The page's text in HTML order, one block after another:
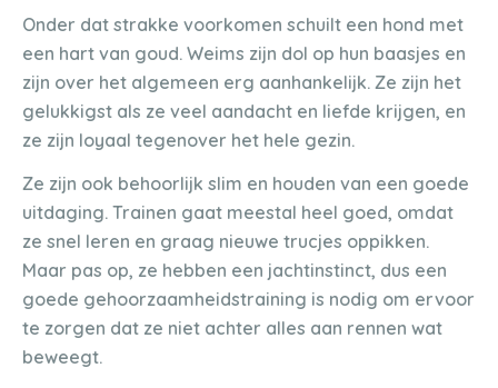
Onder dat strakke voorkomen schuilt een hond met
een hart van goud. Weims zijn dol op hun baasjes en
zijn over het algemeen erg aanhankelijk. Ze zijn het
gelukkigst als ze veel aandacht en liefde krijgen, en
ze zijn loyaal tegenover het hele gezin.
Ze zijn ook behoorlijk slim en houden van een goede
uitdaging. Trainen gaat meestal heel goed, omdat
ze snel leren en graag nieuwe trucjes oppikken.
Maar pas op, ze hebben een jachtinstinct, dus een
goede gehoorzaamheidstraining is nodig om ervoor
te zorgen dat ze niet achter alles aan rennen wat
beweegt.